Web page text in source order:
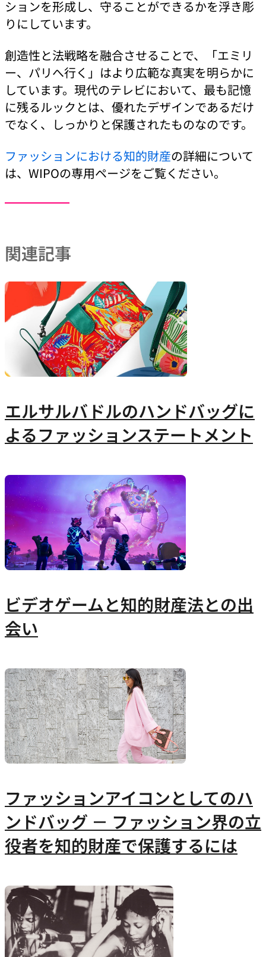
ションを形成し、守ることができるかを浮き彫
りにしています。
創造性と法戦略を融合させることで、「エミリ
ー、パリへ行く」はより広範な真実を明らかに
しています。現代のテレビにおいて、最も記憶
に残るルックとは、優れたデザインであるだけ
でなく、しっかりと保護されたものなのです。
ファッションにおける知的財産の詳細について
は、WIPOの専用ページをご覧ください。
関連記事
エルサルバドルのハンドバッグに
よるファッションステートメント
ビデオゲームと知的財産法との出
会い
ファッションアイコンとしてのハ
ンドバッグ － ファッション界の立
役者を知的財産で保護するには